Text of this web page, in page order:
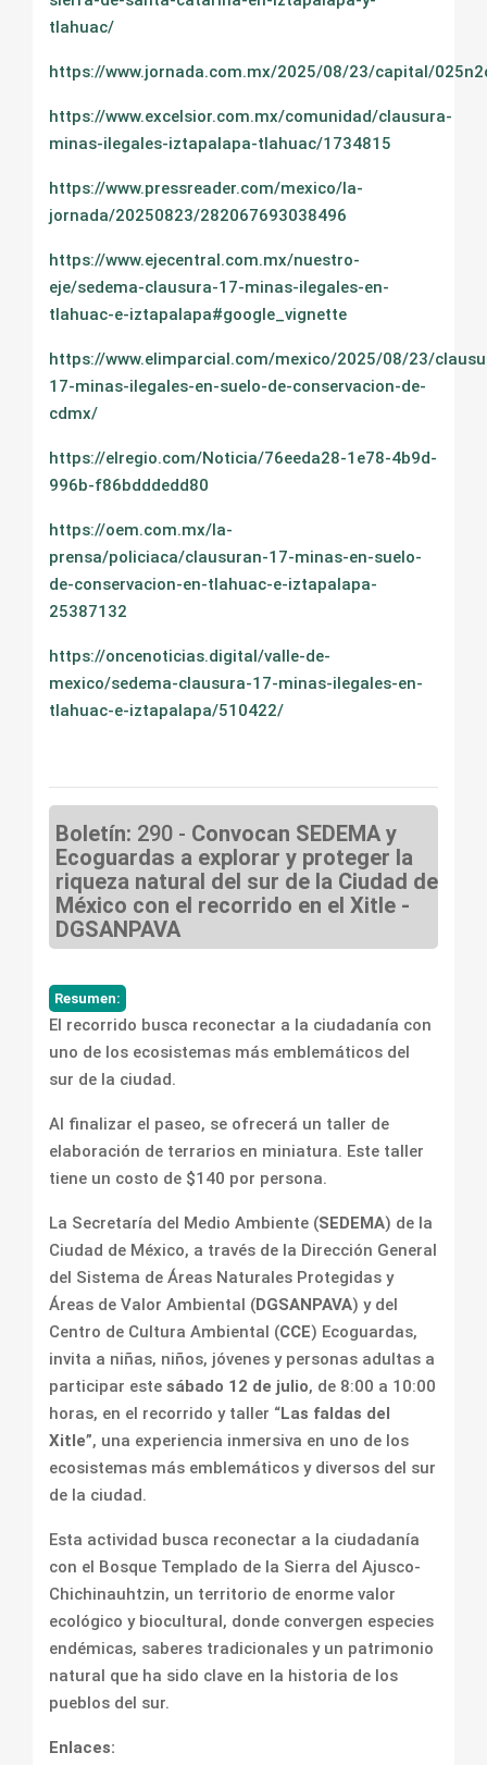
tlahuac/
https://www.jornada.com.mx/2025/08/23/capital/
https://www.excelsior.com.mx/comunidad/clausura-
minas-ilegales-iztapalapa-tlahuac/1734815
https://www.pressreader.com/mexico/la-
jornada/20250823/282067693038496
https://www.ejecentral.com.mx/nuestro-
eje/sedema-clausura-17-minas-ilegales-en-
tlahuac-e-iztapalapa#google_vignette
https://www.elimparcial.com/mexico/2025/08/23/
17-minas-ilegales-en-suelo-de-conservacion-de-
cdmx/
https://elregio.com/Noticia/76eeda28-1e78-4b9d-
996b-f86bdddedd80
https://oem.com.mx/la-
prensa/policiaca/clausuran-17-minas-en-suelo-
de-conservacion-en-tlahuac-e-iztapalapa-
25387132
https://oncenoticias.digital/valle-de-
mexico/sedema-clausura-17-minas-ilegales-en-
tlahuac-e-iztapalapa/510422/
Boletín: 290 - Convocan SEDEMA y
Ecoguardas a explorar y proteger la
riqueza natural del sur de la Ciudad de
México con el recorrido en el Xitle -
DGSANPAVA
Resumen:
El recorrido busca reconectar a la ciudadanía con
uno de los ecosistemas más emblemáticos del
sur de la ciudad.
Al finalizar el paseo, se ofrecerá un taller de
elaboración de terrarios en miniatura. Este taller
tiene un costo de $140 por persona.
La Secretaría del Medio Ambiente (SEDEMA) de la
Ciudad de México, a través de la Dirección General
del Sistema de Áreas Naturales Protegidas y
Áreas de Valor Ambiental (DGSANPAVA) y del
Centro de Cultura Ambiental (CCE) Ecoguardas,
invita a niñas, niños, jóvenes y personas adultas a
participar este sábado 12 de julio, de 8:00 a 10:00
horas, en el recorrido y taller “Las faldas del
Xitle”, una experiencia inmersiva en uno de los
ecosistemas más emblemáticos y diversos del sur
de la ciudad.
Esta actividad busca reconectar a la ciudadanía
con el Bosque Templado de la Sierra del Ajusco-
Chichinauhtzin, un territorio de enorme valor
ecológico y biocultural, donde convergen especies
endémicas, saberes tradicionales y un patrimonio
natural que ha sido clave en la historia de los
pueblos del sur.
Enlaces: